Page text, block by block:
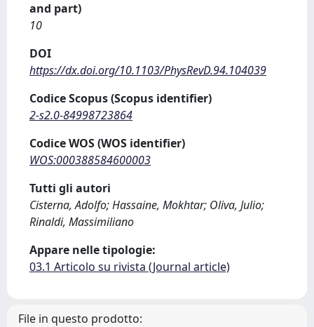
and part)
10
DOI
https://dx.doi.org/10.1103/PhysRevD.94.104039
Codice Scopus (Scopus identifier)
2-s2.0-84998723864
Codice WOS (WOS identifier)
WOS:000388584600003
Tutti gli autori
Cisterna, Adolfo; Hassaine, Mokhtar; Oliva, Julio;
Rinaldi, Massimiliano
Appare nelle tipologie:
03.1 Articolo su rivista (Journal article)
File in questo prodotto: